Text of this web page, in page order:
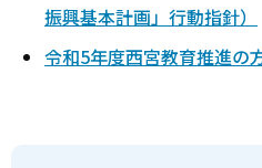
振興基本計画」行動指針）
令和5年度西宮教育推進の